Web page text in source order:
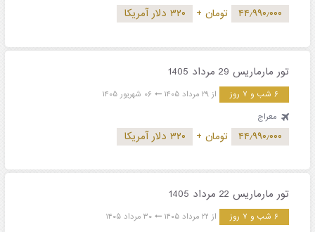
۴۴٫۹۹۰٫۰۰۰ تومان + ۳۲۰ دلار آمریکا
تور مارماریس 29 مرداد 1405
۶ شب و ۷ روز از ۲۹ مرداد ۱۴۰۵
۰۶ شهریور ۱۴۰۵
معراج
۴۴٫۹۹۰٫۰۰۰ تومان + ۳۲۰ دلار آمریکا
تور مارماریس 22 مرداد 1405
۶ شب و ۷ روز از ۲۲ مرداد ۱۴۰۵
۳۰ مرداد ۱۴۰۵